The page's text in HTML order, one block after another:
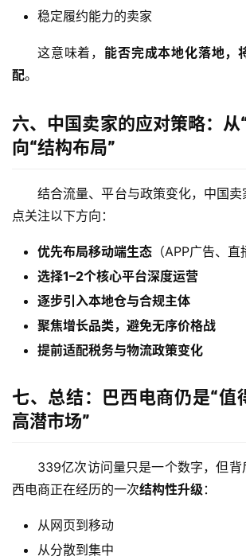
稳定履约能力的卖家
这意味着，能否完成本地化落地，
配。
六、中国卖家的应对策略：从
向“结构布局”
结合流量、平台与政策变化，中国
点关注以下方向：
优先布局移动端生态 （APP广告、直
选择1–2个核心平台深度运营
逐步引入本地仓与合规主体
聚焦增长品类，避免无序价格战
提前适配税务与物流政策变化
七、总结：巴西电商仍是“值
高潜市场”
339亿次访问量只是一个数字，但背
西电商正在经历的一次结构性升级 ：
从网页到移动
从分散到集中